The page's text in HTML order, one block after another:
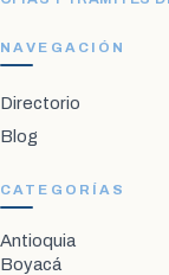
NAVEGACIÓN
Directorio
Blog
CATEGORÍAS
Antioquia
Boyacá